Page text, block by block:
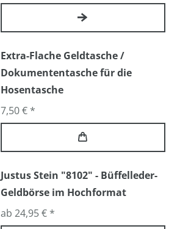
Extra-Flache Geldtasche /
Dokumententasche für die
Hosentasche
7,50 € *
Justus Stein "8102" - Büffelleder-
Geldbörse im Hochformat
ab 24,95 € *